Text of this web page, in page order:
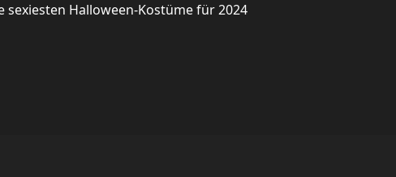
sexiesten Halloween-Kostüme für 2024